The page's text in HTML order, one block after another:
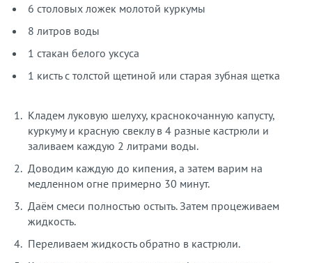
6 столовых ложек молотой куркумы
8 литров воды
1 стакан белого уксуса
1 кисть с толстой щетиной или старая зубная щетка
Кладем луковую шелуху, краснокочанную капусту,
куркуму и красную свеклу в 4 разные кастрюли и
заливаем каждую 2 литрами воды.
Доводим каждую до кипения, а затем варим на
медленном огне примерно 30 минут.
Даём смеси полностью остыть. Затем процеживаем
жидкость.
Переливаем жидкость обратно в кастрюли.